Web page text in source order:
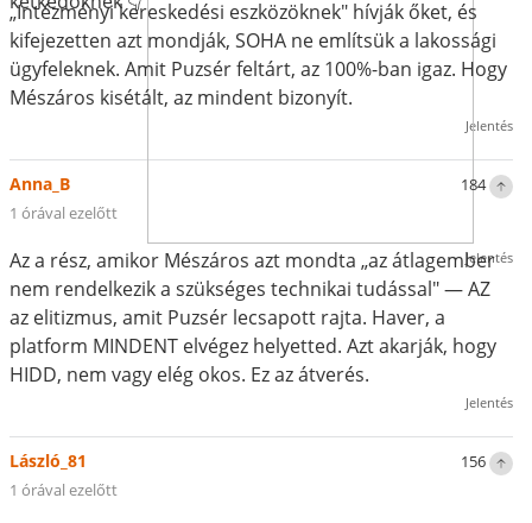
Jelentés
„Intézményi kereskedési eszközöknek" hívják őket, és
kifejezetten azt mondják, SOHA ne említsük a lakossági
ügyfeleknek. Amit Puzsér feltárt, az 100%-ban igaz. Hogy
Mészáros kisétált, az mindent bizonyít.
Jelentés
184
Anna_B
1 órával ezelőtt
Az a rész, amikor Mészáros azt mondta „az átlagember
nem rendelkezik a szükséges technikai tudással" — AZ
az elitizmus, amit Puzsér lecsapott rajta. Haver, a
platform MINDENT elvégez helyetted. Azt akarják, hogy
HIDD, nem vagy elég okos. Ez az átverés.
Jelentés
156
László_81
1 órával ezelőtt